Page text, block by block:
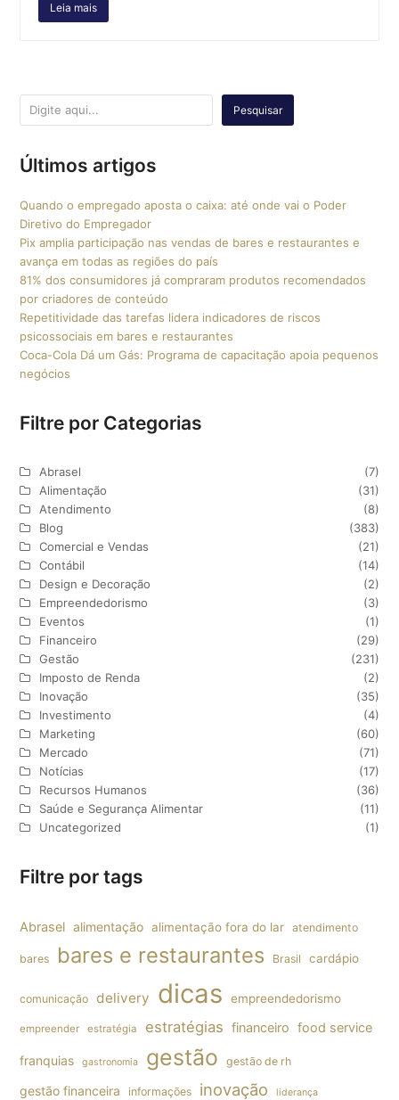
Leia mais
Pesquisar
Últimos artigos
Quando o empregado aposta o caixa: até onde vai o Poder
Diretivo do Empregador
Pix amplia participação nas vendas de bares e restaurantes e
avança em todas as regiões do país
81% dos consumidores já compraram produtos recomendados
por criadores de conteúdo
Repetitividade das tarefas lidera indicadores de riscos
psicossociais em bares e restaurantes
Coca-Cola Dá um Gás: Programa de capacitação apoia pequenos
negócios
Filtre por Categorias
Abrasel
(7)
Alimentação
(31)
Atendimento
(8)
Blog
(383)
Comercial e Vendas
(21)
Contábil
(14)
Design e Decoração
(2)
Empreendedorismo
(3)
Eventos
(1)
Financeiro
(29)
Gestão
(231)
Imposto de Renda
(2)
Inovação
(35)
Investimento
(4)
Marketing
(60)
Mercado
(71)
Notícias
(17)
Recursos Humanos
(36)
Saúde e Segurança Alimentar
(11)
Uncategorized
(1)
Filtre por tags
Abrasel alimentação alimentação fora do lar atendimento
bares bares e restaurantes Brasil cardápio
comunicação delivery dicas empreendedorismo
empreender estratégia estratégias financeiro food service
franquias gastronomia gestão gestão de rh
gestão financeira informações inovação liderança